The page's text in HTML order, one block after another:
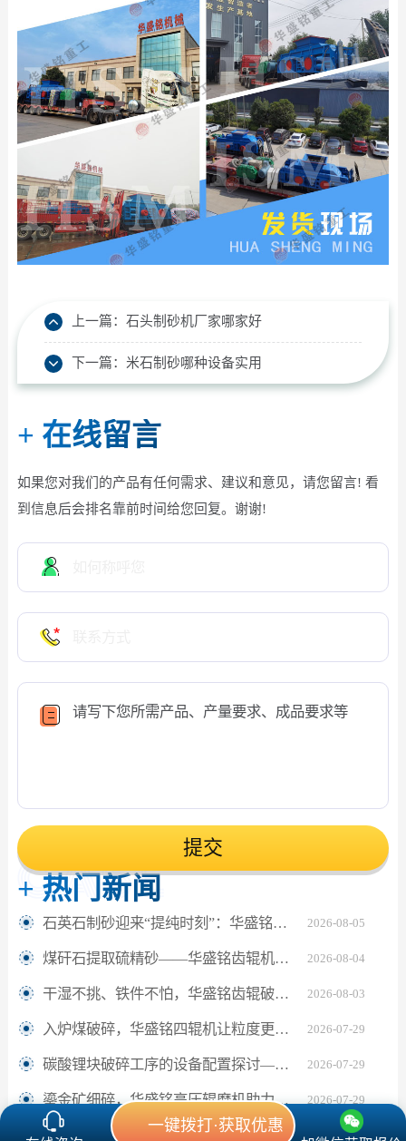
上一篇： 石头制砂机厂家哪家好
下一篇： 米石制砂哪种设备实用
+ 在线留言
如果您对我们的产品有任何需求、建议和意见，请您留言! 看
到信息后会排名靠前时间给您回复。谢谢!
提交
+ 热门新闻
2026-08-05
石英石制砂迎来“提纯时刻”：华盛铭对辊机如何坐稳高纯砂生产C位？
2026-08-04
煤矸石提取硫精砂——华盛铭齿辊机助解离更充分
2026-08-03
干湿不挑、铁件不怕，华盛铭齿辊破碎机让陶瓷固废回收更省心
2026-07-29
入炉煤破碎，华盛铭四辊机让粒度更匀、细粉更少
2026-07-29
碳酸锂块破碎工序的设备配置探讨——华盛铭四辊破碎机应用观察
2026-07-29
鎏金矿细碎，华盛铭高压辊磨机助力“多破少磨”
一键拨打·获取优惠